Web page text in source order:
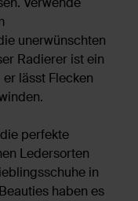
unerwünschten
Radierer ist ein
lässt Flecken
perfekte
Ledersorten
in
haben es